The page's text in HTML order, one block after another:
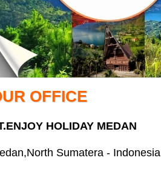
OFFICE
HOLIDAY MEDAN
Sumatera - Indonesia